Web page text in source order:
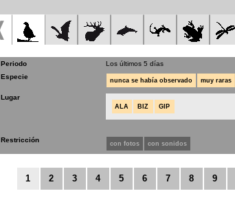
Periodo
Los últimos 5 días
Especie
nunca se había observado muy raras
Lugar
ALA BIZ GIP
Restricción con fotos con sonidos
1 2 3 4 5 6 7 8 9